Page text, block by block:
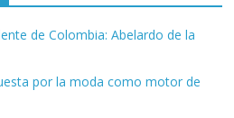
de Colombia: Abelardo de la
por la moda como motor de